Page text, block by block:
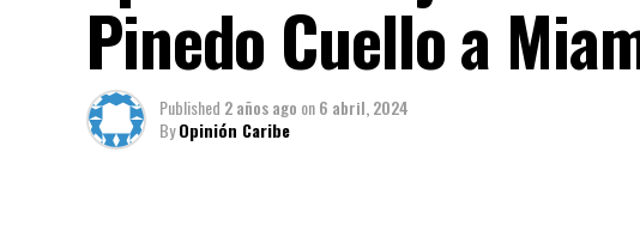
Pinedo Cuello a
Published 2 años ago on6 abril, 2024
ByOpinión Caribe